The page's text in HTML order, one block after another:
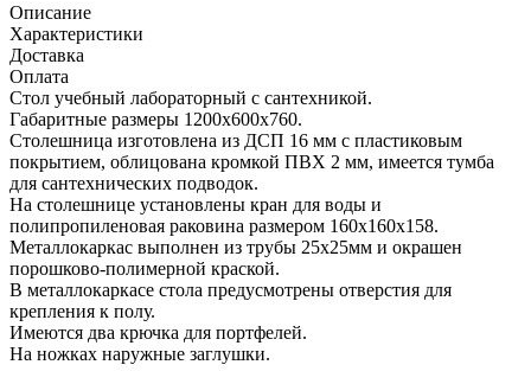
Описание
Характеристики
Доставка
Оплата
Стол учебный лабораторный с сантехникой.
Габаритные размеры 1200х600х760.
Столешница изготовлена из ДСП 16 мм с пластиковым
покрытием, облицована кромкой ПВХ 2 мм, имеется тумба
для сантехнических подводок.
На столешнице установлены кран для воды и
полипропиленовая раковина размером 160х160х158.
Металлокаркас выполнен из трубы 25х25мм и окрашен
порошково-полимерной краской.
В металлокаркасе стола предусмотрены отверстия для
крепления к полу.
Имеются два крючка для портфелей.
На ножках наружные заглушки.